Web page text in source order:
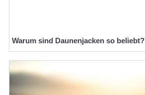
Warum sind Daunenjacken so beliebt?